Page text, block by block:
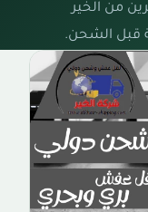
من الخير
قبل الشحن.